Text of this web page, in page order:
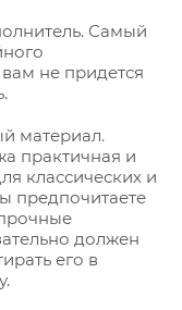
Самый
не придется
материал.
практичная и
классических и
предпочитаете
должен
его в